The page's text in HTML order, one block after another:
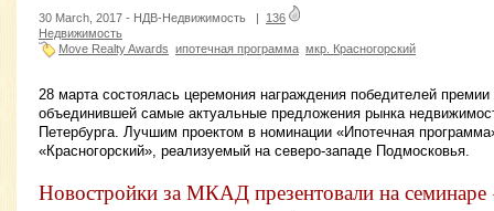
30 March, 2017 - НДВ-Недвижимость
136
Недвижимость
Move Realty Awards ипотечная программа мкр. Красногорский
28 марта состоялась церемония награждения победителей
объединившей самые актуальные предложения рынка
Петербурга. Лучшим проектом в номинации «Ипотечная
«Красногорский», реализуемый на северо-западе Подмосковья.
Новостройки за МКАД презентовали на